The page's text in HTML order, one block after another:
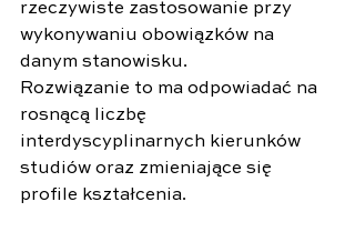
rzeczywiste zastosowanie przy
wykonywaniu obowiązków na
danym stanowisku.
Rozwiązanie to ma odpowiadać na
rosnącą liczbę
interdyscyplinarnych kierunków
studiów oraz zmieniające się
profile kształcenia.